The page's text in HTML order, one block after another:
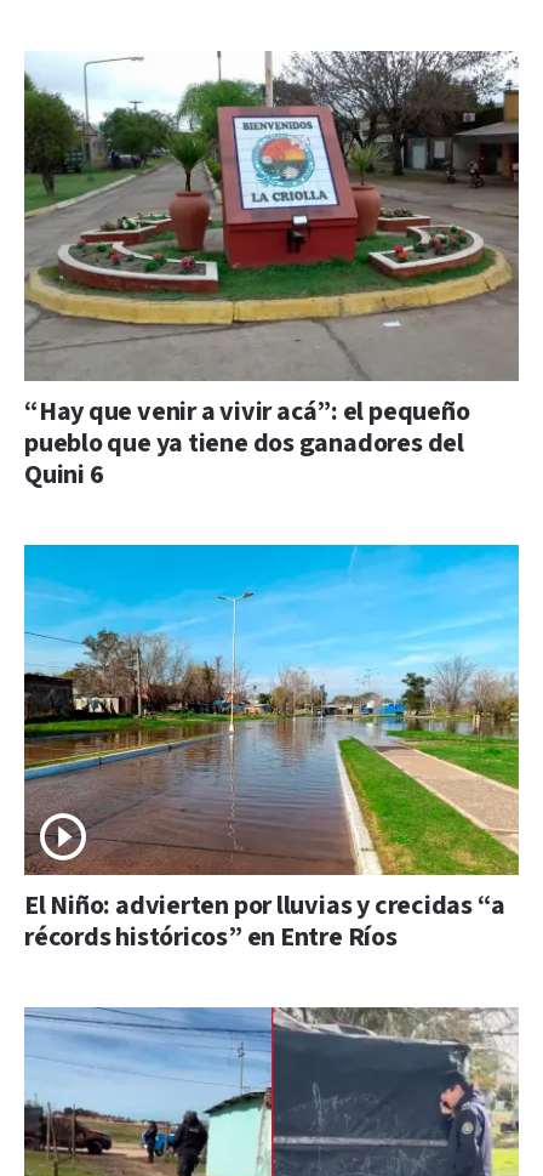
“Hay que venir a vivir acá”: el pequeño
pueblo que ya tiene dos ganadores del
Quini 6
El Niño: advierten por lluvias y crecidas “a
récords históricos” en Entre Ríos